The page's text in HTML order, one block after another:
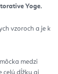
Yoge.
vzoroch a je k
medzi